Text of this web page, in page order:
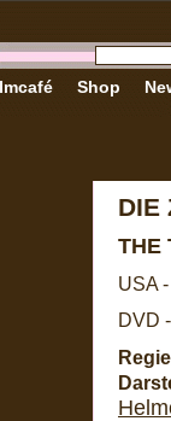
Shop
DIE
THE
USA
DVD